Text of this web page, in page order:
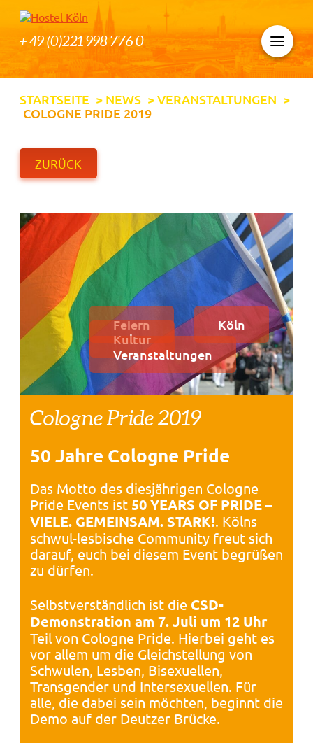
+ 49 (0)221 998 776 0
STARTSEITE > NEWS >VERANSTALTUNGEN >
COLOGNE PRIDE 2019
ZURÜCK
Feiern
Köln
Kultur
Veranstaltungen
Cologne Pride 2019
50 Jahre Cologne Pride
Das Motto des diesjährigen Cologne
Pride Events ist 50 YEARS OF PRIDE –
VIELE. GEMEINSAM. STARK!. Kölns
schwul-lesbische Community freut sich
darauf, euch bei diesem Event begrüßen
zu dürfen.
Selbstverständlich ist die CSD-
Demonstration am 7. Juli um 12 Uhr
Teil von Cologne Pride. Hierbei geht es
vor allem um die Gleichstellung von
Schwulen, Lesben, Bisexuellen,
Transgender und Intersexuellen. Für
alle, die dabei sein möchten, beginnt die
Demo auf der Deutzer Brücke.